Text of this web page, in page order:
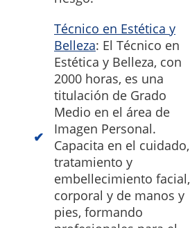
Técnico en Estética y
Belleza: El Técnico en
Estética y Belleza, con
2000 horas, es una
titulación de Grado
Medio en el área de
Imagen Personal.
Capacita en el cuidado,
tratamiento y
embellecimiento facial,
corporal y de manos y
pies, formando